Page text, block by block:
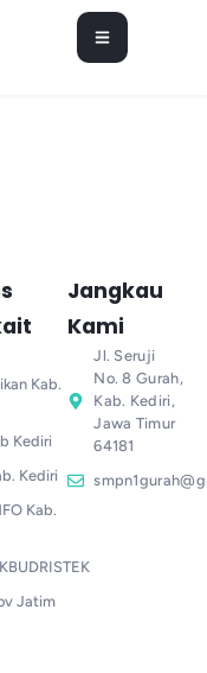
Kab.
Kediri
Kediri
Kab.
Jatim
Jangkau
Kami
Jl. Seruji
No. 8 Gurah,
Kab. Kediri,
Jawa Timur
64181